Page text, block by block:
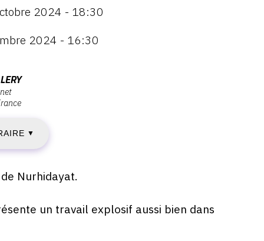
2024 - 18:30
2024 - 16:30
▼
Nurhidayat.
un travail explosif aussi bien dans